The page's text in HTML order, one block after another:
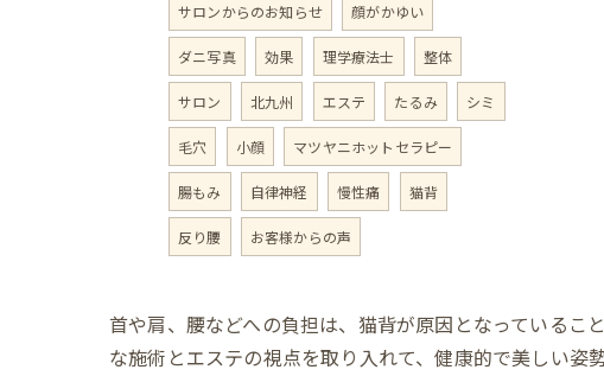
サロンからのお知らせ 顔がかゆい
ダニ写真 効果 理学療法士 整体
サロン 北九州 エステ たるみ シミ
毛穴 小顔 マツヤニホットセラピー
腸もみ 自律神経 慢性痛 猫背
反り腰 お客様からの声
首や肩、腰などへの負担は、猫背が原因となっている
な施術とエステの視点を取り入れて、健康的で美しい姿